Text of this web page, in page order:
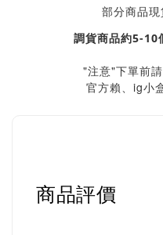
部分商品
調貨商品約5-10
"注意"下單前
官方賴、ig小
商品評價